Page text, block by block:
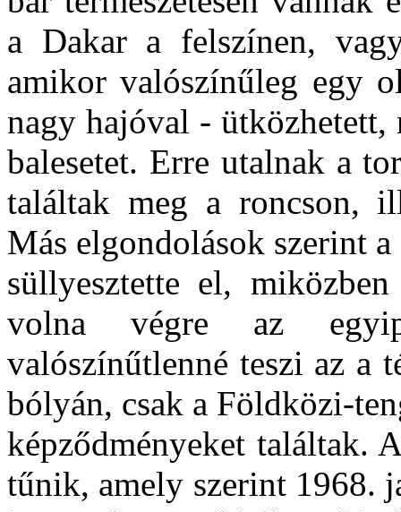
a Dakar a felszínen,
amikor valószínűleg egy
nagy hajóval - ütközhetett,
balesetet. Erre utalnak a
találtak meg a roncson,
Más elgondolások szerint
süllyesztette el,
volna végre az
valószínűtlenné teszi az a
bólyán, csak a Földközi-
képződményeket találtak.
tűnik, amely szerint 1968.